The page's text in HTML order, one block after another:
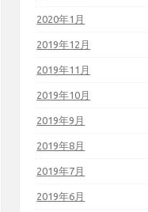
2020年1月
2019年12月
2019年11月
2019年10月
2019年9月
2019年8月
2019年7月
2019年6月